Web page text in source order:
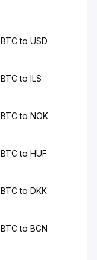
BTC to USD
BTC to ILS
BTC to NOK
BTC to HUF
BTC to DKK
BTC to BGN